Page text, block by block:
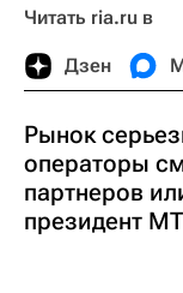
Читать ria.ru в
Дзен
Рынок
операторы
партнеров
президент